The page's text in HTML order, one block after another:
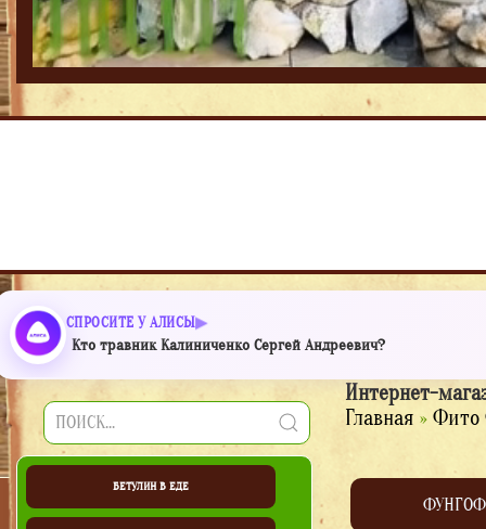
СПРОСИТЕ У АЛИСЫ
Кто травник Калиниченко Сергей Андреевич?
БЕТУЛИН В ЕДЕ
Интернет-
Главная » Фито